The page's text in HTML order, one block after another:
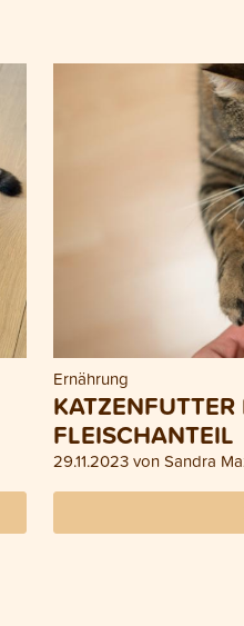
Ernährung
FLEISCHANTEIL
29.11.2023 von Sandra